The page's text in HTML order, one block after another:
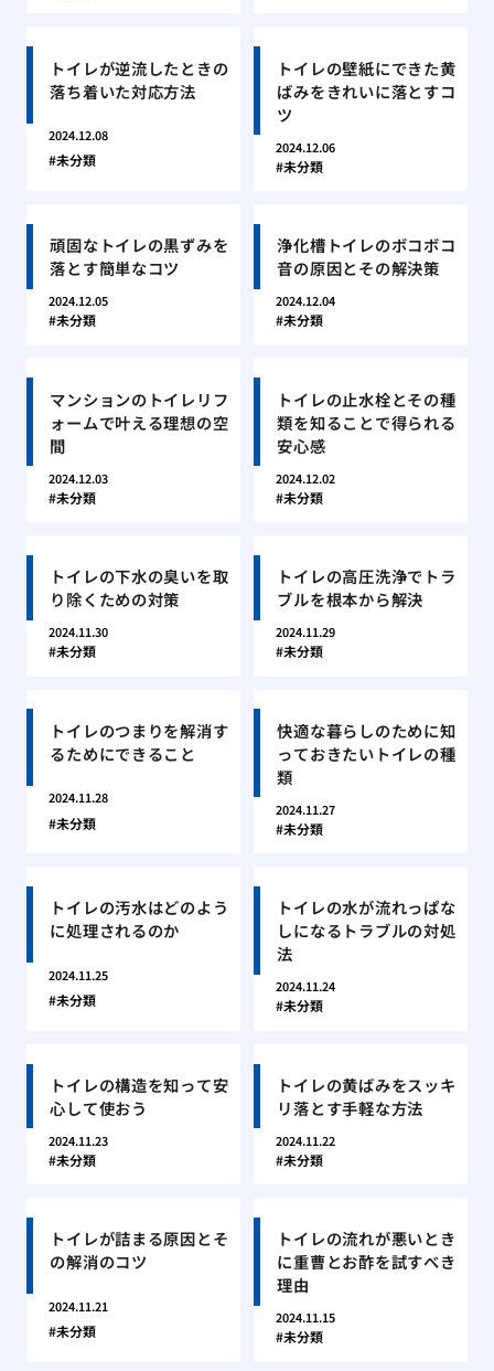
トイレが逆流したときの
落ち着いた対応方法
2024.12.08
未分類
トイレの壁紙にできた黄
ばみをきれいに落とすコ
ツ
2024.12.06
未分類
頑固なトイレの黒ずみを
落とす簡単なコツ
2024.12.05
未分類
浄化槽トイレのボコボコ
音の原因とその解決策
2024.12.04
未分類
マンションのトイレリフ
ォームで叶える理想の空
間
2024.12.03
未分類
トイレの止水栓とその種
類を知ることで得られる
安心感
2024.12.02
未分類
トイレの下水の臭いを取
り除くための対策
2024.11.30
未分類
トイレの高圧洗浄でトラ
ブルを根本から解決
2024.11.29
未分類
トイレのつまりを解消す
るためにできること
2024.11.28
未分類
快適な暮らしのために知
っておきたいトイレの種
類
2024.11.27
未分類
トイレの汚水はどのよう
に処理されるのか
2024.11.25
未分類
トイレの水が流れっぱな
しになるトラブルの対処
法
2024.11.24
未分類
トイレの構造を知って安
心して使おう
2024.11.23
未分類
トイレの黄ばみをスッキ
リ落とす手軽な方法
2024.11.22
未分類
トイレが詰まる原因とそ
の解消のコツ
2024.11.21
未分類
トイレの流れが悪いとき
に重曹とお酢を試すべき
理由
2024.11.15
未分類